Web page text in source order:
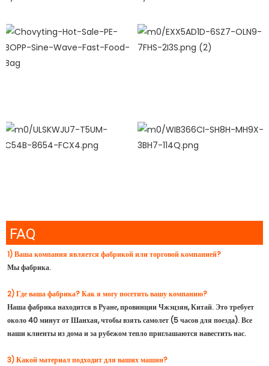
FAQ
1) Ваша компания является фабрикой или торговой компанией?
Мы фабрика.
2) Где ваша фабрика? Как я могу посетить вашу компанию?
Наша фабрика находится в Руане, провинции Чжэцзян, Китай. Это требует
около 40 минут от Шанхая, чтобы взять самолет (5 часов для поезда). Все
наши клиенты из дома и за рубежом тепло приглашаются навестить нас.
3) Какой материал подходит для ваших машин?